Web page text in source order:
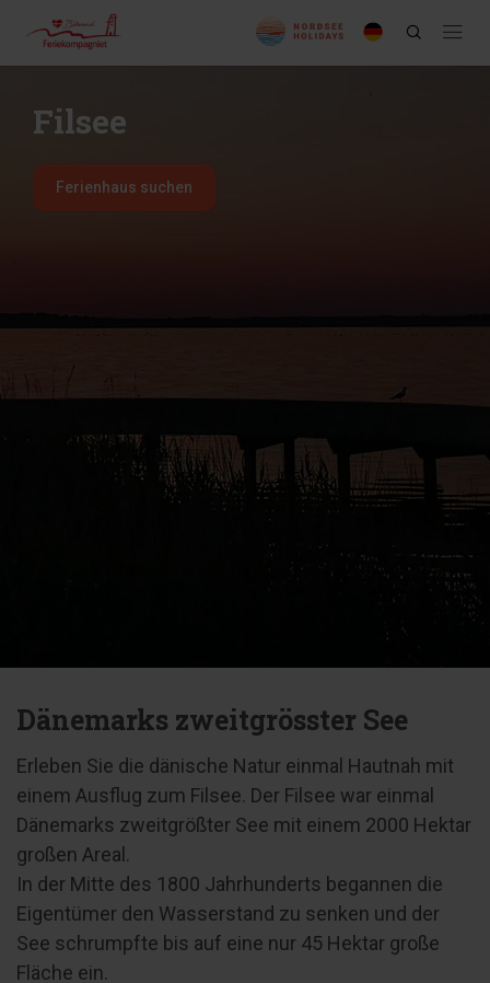
Filsee
Ferienhaus suchen
Dänemarks zweitgrösster See
Erleben Sie die dänische Natur einmal Hautnah mit
einem Ausflug zum Filsee. Der Filsee war einmal
Dänemarks zweitgrößter See mit einem 2000 Hektar
großen Areal.
In der Mitte des 1800 Jahrhunderts begannen die
Eigentümer den Wasserstand zu senken und der
See schrumpfte bis auf eine nur 45 Hektar große
Fläche ein.